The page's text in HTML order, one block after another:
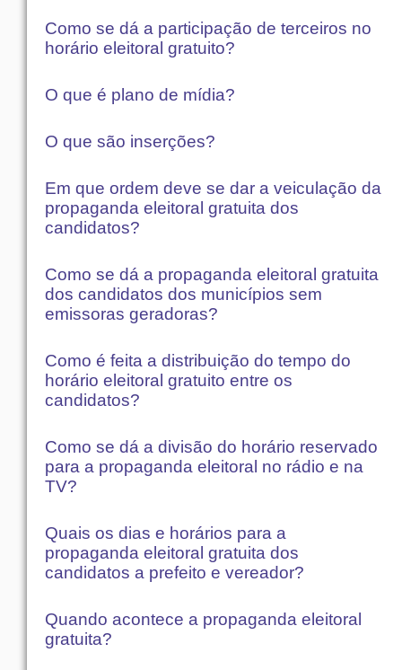
Como se dá a participação de terceiros no
horário eleitoral gratuito?
O que é plano de mídia?
O que são inserções?
Em que ordem deve se dar a veiculação da
propaganda eleitoral gratuita dos
candidatos?
Como se dá a propaganda eleitoral gratuita
dos candidatos dos municípios sem
emissoras geradoras?
Como é feita a distribuição do tempo do
horário eleitoral gratuito entre os
candidatos?
Como se dá a divisão do horário reservado
para a propaganda eleitoral no rádio e na
TV?
Quais os dias e horários para a
propaganda eleitoral gratuita dos
candidatos a prefeito e vereador?
Quando acontece a propaganda eleitoral
gratuita?